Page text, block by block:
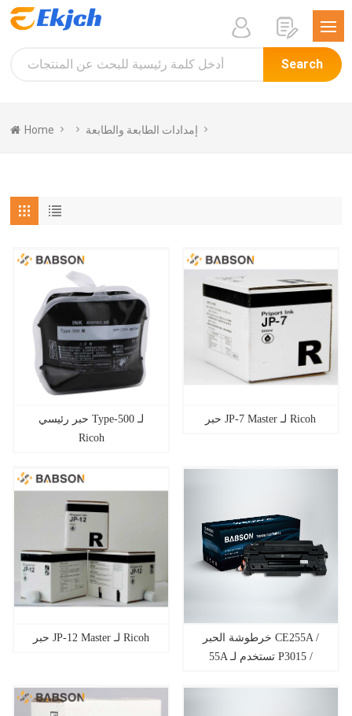
Search
Home إمدادات الطابعة والطابعة
حبر رئيسي Type-500 لـ
Ricoh
حبر JP-7 Master لـ Ricoh
حبر JP-12 Master لـ Ricoh
خرطوشة الحبر CE255A /
55A تستخدم لـ P3015 /